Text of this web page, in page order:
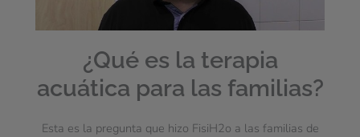
¿Qué es la terapia
acuática para las familias?
Esta es la pregunta que hizo FisiH2o a las familias de